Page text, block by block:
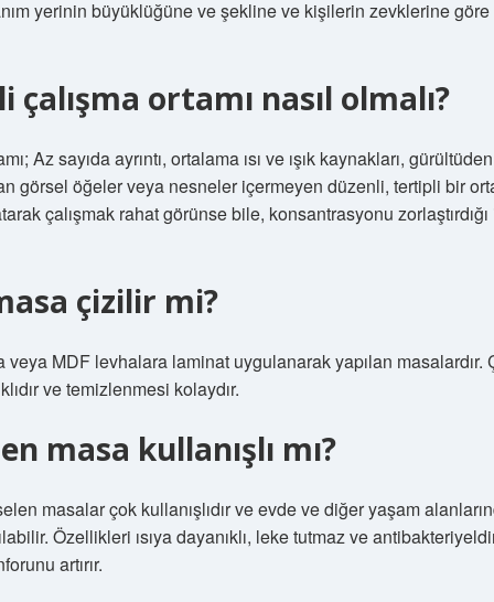
yerinin büyüklüğüne ve şekline ve kişilerin zevklerine
çalışma ortamı nasıl olmalı?
Az sayıda ayrıntı, ortalama ısı ve ışık kaynakları,
görsel öğeler veya nesneler içermeyen düzenli, tertipli bir
çalışmak rahat görünse bile, konsantrasyonu
çizilir mi?
veya MDF levhalara laminat uygulanarak yapılan masalardır.
ve temizlenmesi kolaydır.
masa kullanışlı mı?
masalar çok kullanışlıdır ve evde ve diğer yaşam
Özellikleri ısıya dayanıklı, leke tutmaz ve
artırır.